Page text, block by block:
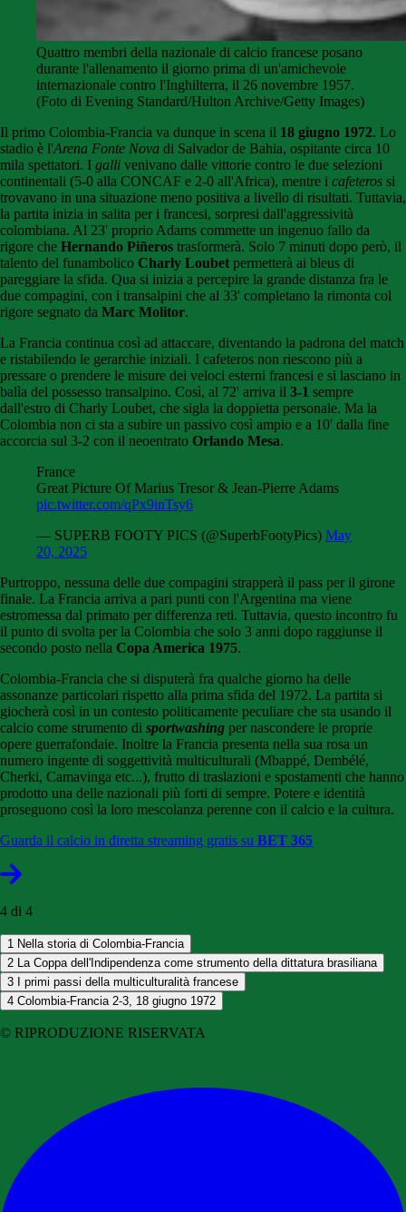
Quattro membri della nazionale di calcio francese posano
durante l'allenamento il giorno prima di un'amichevole
internazionale contro l'Inghilterra, il 26 novembre 1957.
(Foto di Evening Standard/Hulton Archive/Getty Images)
Il primo Colombia-Francia va dunque in scena il 18 giugno 1972. Lo
stadio è l'Arena Fonte Nova di Salvador de Bahia, ospitante circa 10
mila spettatori. I galli venivano dalle vittorie contro le due selezioni
continentali (5-0 alla CONCAF e 2-0 all'Africa), mentre i cafeteros si
trovavano in una situazione meno positiva a livello di risultati. Tuttavia,
la partita inizia in salita per i francesi, sorpresi dall'aggressività
colombiana. Al 23' proprio Adams commette un ingenuo fallo da
rigore che Hernando Piñeros trasformerà. Solo 7 minuti dopo però, il
talento del funambolico Charly Loubet permetterà ai bleus di
pareggiare la sfida. Qua si inizia a percepire la grande distanza fra le
due compagini, con i transalpini che al 33' completano la rimonta col
rigore segnato da Marc Molitor.
La Francia continua così ad attaccare, diventando la padrona del match
e ristabilendo le gerarchie iniziali. I cafeteros non riescono più a
pressare o prendere le misure dei veloci esterni francesi e si lasciano in
balìa del possesso transalpino. Così, al 72' arriva il 3-1 sempre
dall'estro di Charly Loubet, che sigla la doppietta personale. Ma la
Colombia non ci sta a subire un passivo così ampio e a 10' dalla fine
accorcia sul 3-2 con il neoentrato Orlando Mesa.
France
Great Picture Of Marius Tresor & Jean-Pierre Adams
pic.twitter.com/qPx9inTsy6
— SUPERB FOOTY PICS (@SuperbFootyPics) May
20, 2025
Purtroppo, nessuna delle due compagini strapperà il pass per il girone
finale. La Francia arriva a pari punti con l'Argentina ma viene
estromessa dal primato per differenza reti. Tuttavia, questo incontro fu
il punto di svolta per la Colombia che solo 3 anni dopo raggiunse il
secondo posto nella Copa America 1975.
Colombia-Francia che si disputerà fra qualche giorno ha delle
assonanze particolari rispetto alla prima sfida del 1972. La partita si
giocherà così in un contesto politicamente peculiare che sta usando il
calcio come strumento di sportwashing per nascondere le proprie
opere guerrafondaie. Inoltre la Francia presenta nella sua rosa un
numero ingente di soggettività multiculturali (Mbappé, Dembélé,
Cherki, Camavinga etc...), frutto di traslazioni e spostamenti che hanno
prodotto una delle nazionali più forti di sempre. Potere e identità
proseguono così la loro mescolanza perenne con il calcio e la cultura.
Guarda il calcio in diretta streaming gratis su BET 365
4 di 4
1 Nella storia di Colombia-Francia
2 La Coppa dell'Indipendenza come strumento della dittatura brasiliana
3 I primi passi della multiculturalità francese
4 Colombia-Francia 2-3, 18 giugno 1972
© RIPRODUZIONE RISERVATA